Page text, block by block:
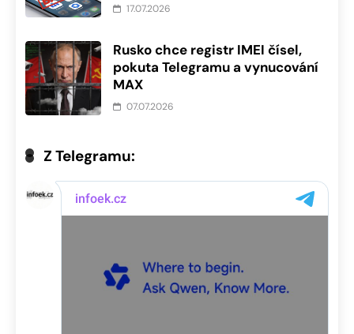
17.07.2026
Rusko chce registr IMEI čísel,
pokuta Telegramu a vynucování
MAX
07.07.2026
Z Telegramu: